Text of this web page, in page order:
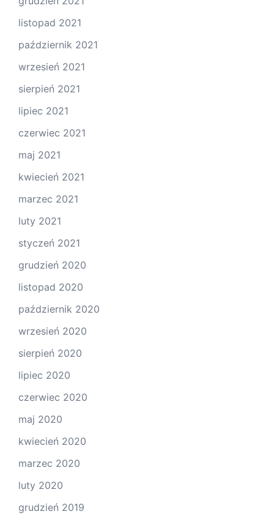
listopad 2021
październik 2021
wrzesień 2021
sierpień 2021
lipiec 2021
czerwiec 2021
maj 2021
kwiecień 2021
marzec 2021
luty 2021
styczeń 2021
grudzień 2020
listopad 2020
październik 2020
wrzesień 2020
sierpień 2020
lipiec 2020
czerwiec 2020
maj 2020
kwiecień 2020
marzec 2020
luty 2020
grudzień 2019